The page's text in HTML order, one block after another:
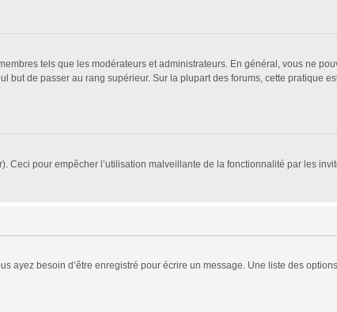
tels que les modérateurs et administrateurs. En général, vous ne
but de passer au rang supérieur. Sur la plupart des forums, cette pratique
Ceci pour empêcher l’utilisation malveillante de la fonctionnalité par les
ayez besoin d’être enregistré pour écrire un message. Une liste des